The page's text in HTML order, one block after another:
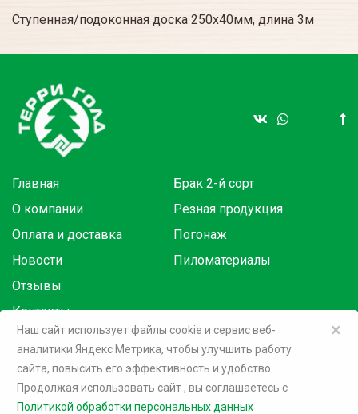
Ступенная/подоконная доска 250х40мм, длина 3м
Главная
О компании
Оплата и доставка
Новости
Отзывы
Контакты
Брак 2-й сорт
Резная продукция
Погонаж
Пиломатериалы
Товары в розницу на маркетплейсах:
©2026 Терри Голд
×
Наш сайт использует файлы cookie и сервис веб-
аналитики Яндекс Метрика, чтобы улучшить работу
сайта, повысить его эффективность и удобство.
Продолжая использовать сайт, вы соглашаетесь c
Политикой обработки персональных данных